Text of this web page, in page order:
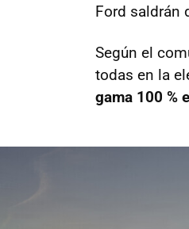
Ford saldrán
Según el
todas en la
gama 100 %